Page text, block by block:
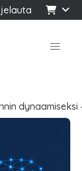
dynaamiseksi